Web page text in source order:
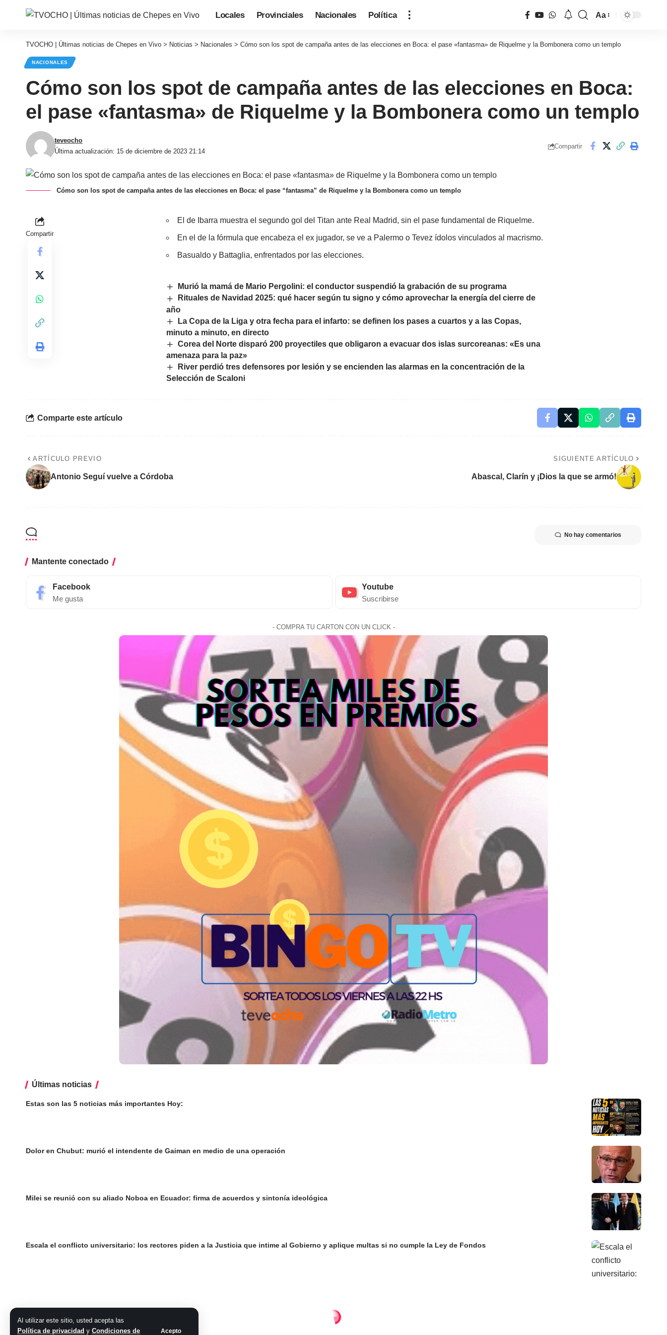
Al utilizar este sitio, usted acepta las
Política de privacidad y Condiciones de Acepto
Locales Provinciales Nacionales Política
fuente
Aa
TVOCHO | Últimas noticias de Chepes en Vivo > Noticias > Nacionales > Cómo son los spot de campaña antes de las elecciones en Boca: el pase «fantasma» de Riquelme y la Bombonera como un templo
NACIONALES
Cómo son los spot de campaña antes de las elecciones en Boca:
el pase «fantasma» de Riquelme y la Bombonera como un templo
Última actualización: 15 de diciembre de 2023 21:14
teveocho
Compartir
Cómo son los spot de campaña antes de las elecciones en Boca: el pase “fantasma” de Riquelme y la Bombonera como un templo
Compartir
El de Ibarra muestra el segundo gol del Titan ante Real Madrid, sin el pase fundamental de Riquelme.
En el de la fórmula que encabeza el ex jugador, se ve a Palermo o Tevez ídolos vinculados al macrismo.
Basualdo y Battaglia, enfrentados por las elecciones.
Murió la mamá de Mario Pergolini: el conductor suspendió la grabación de su programa
Rituales de Navidad 2025: qué hacer según tu signo y cómo aprovechar la energía del cierre de
año
La Copa de la Liga y otra fecha para el infarto: se definen los pases a cuartos y a las Copas,
minuto a minuto, en directo
Corea del Norte disparó 200 proyectiles que obligaron a evacuar dos islas surcoreanas: «Es una
amenaza para la paz»
River perdió tres defensores por lesión y se encienden las alarmas en la concentración de la
Selección de Scaloni
Comparte este artículo
ARTÍCULO PREVIO
Antonio Seguí vuelve a Córdoba
SIGUIENTE ARTÍCULO
Abascal, Clarín y ¡Dios la que se armó!
No hay comentarios
Mantente conectado
Facebook
Me gusta
Youtube
Suscribirse
- COMPRA TU CARTON CON UN CLICK -
Últimas noticias
Estas son las 5 noticias más importantes Hoy:
Dolor en Chubut: murió el intendente de Gaiman en medio de una operación
Milei se reunió con su aliado Noboa en Ecuador: firma de acuerdos y sintonía ideológica
Escala el conflicto universitario: los rectores piden a la Justicia que intime al Gobierno y aplique multas si no cumple la Ley de Fondos